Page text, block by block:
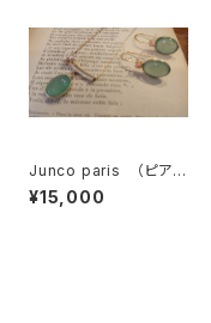
Junco paris （ピア
ス）
¥15,000